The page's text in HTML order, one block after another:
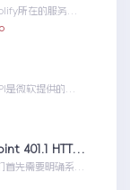
所在的服务
的，这里就不
是微软提供的一
现语...AzureAI
修复moss本机访问SharePoint 401.1 HTTP错误
先需要明确系统
助我们定位问